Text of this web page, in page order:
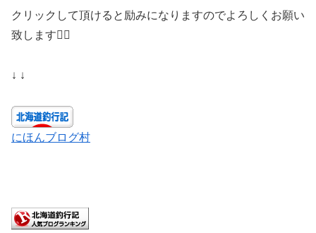
クリックして頂けると励みになりますのでよろしくお願い
致します🙇‍♀️
↓ ↓
にほんブログ村